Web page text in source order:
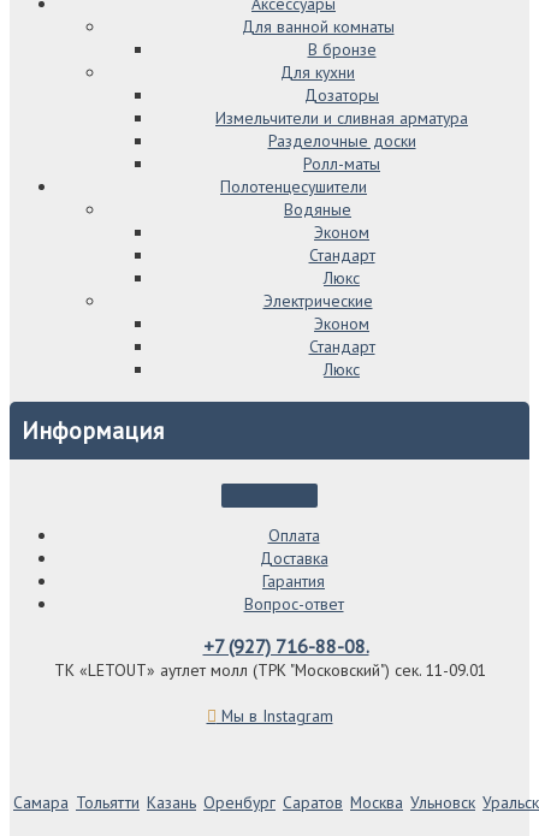
Для ванной комнаты
В бронзе
Для кухни
Дозаторы
Измельчители и сливная арматура
Разделочные доски
Ролл-маты
Полотенцесушители
Водяные
Эконом
Стандарт
Люкс
Электрические
Эконом
Стандарт
Люкс
Информация
Оплата
Доставка
Гарантия
Вопрос-ответ
+7 (927) 716-88-08.
ТК «LETOUT» аутлет молл (ТРК "Московский") сек. 11-09.01
Мы в Instagram
Самара Тольятти Казань Оренбург Саратов Москва Ульновск Уральск